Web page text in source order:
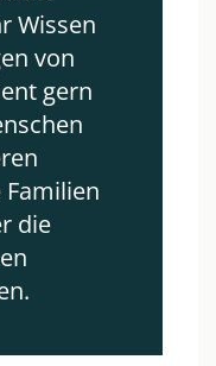
Wissen
von
gern
die